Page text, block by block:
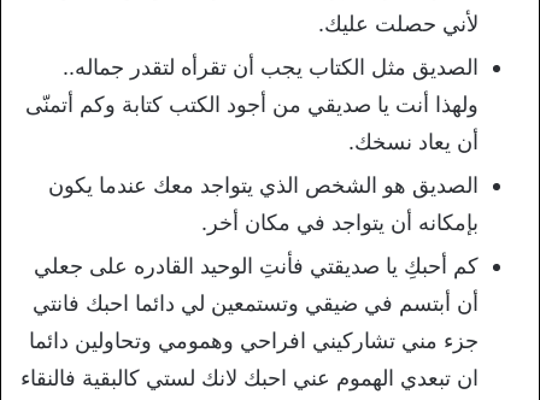
لأني حصلت عليك.
الصديق مثل الكتاب يجب أن تقرأه لتقدر جماله..
ولهذا أنت يا صديقي من أجود الكتب كتابة وكم أتمنّى
أن يعاد نسخك.
الصديق هو الشخص الذي يتواجد معك عندما يكون
بإمكانه أن يتواجد في مكان أخر.
كم أحبكِ يا صديقتي فأنتِ الوحيد القادره على جعلي
أن أبتسم في ضيقي وتستمعين لي دائما احبك فانتي
جزء مني تشاركيني افراحي وهمومي وتحاولين دائما
ان تبعدي الهموم عني احبك لانك لستي كالبقية فالنقاء